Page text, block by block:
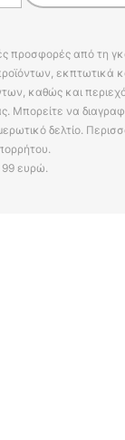
προσφορές από τη
εκπτωτικά
καθώς και
Μπορείτε να
δελτίο.
99 ευρώ.